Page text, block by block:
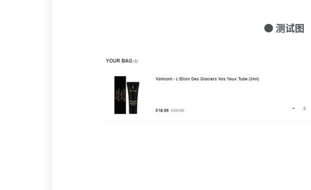
🟠 测试图